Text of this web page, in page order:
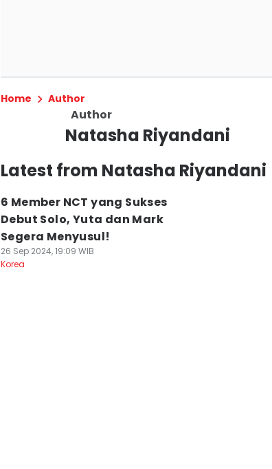
Home Author
Author
Natasha Riyandani
Latest from Natasha Riyandani
6 Member NCT yang Sukses
Debut Solo, Yuta dan Mark
Segera Menyusul!
26 Sep 2024, 19:09 WIB
Korea